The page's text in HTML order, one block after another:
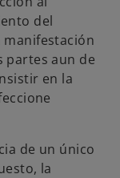
del
manifestación
partes aun de
en la
de un único
la